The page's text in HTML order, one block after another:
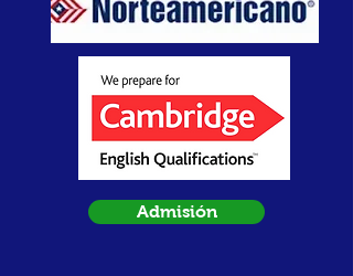
Admisión